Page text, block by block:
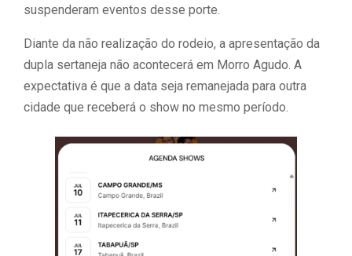
suspenderam eventos desse porte.
Diante da não realização do rodeio, a apresentação da
dupla sertaneja não acontecerá em Morro Agudo. A
expectativa é que a data seja remanejada para outra
cidade que receberá o show no mesmo período.